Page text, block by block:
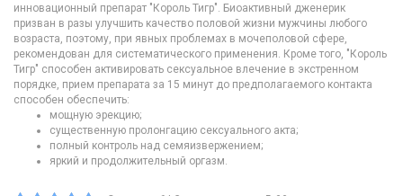
инновационный препарат "Король Тигр". Биоактивный дженерик
призван в разы улучшить качество половой жизни мужчины любого
возраста, поэтому, при явных проблемах в мочеполовой сфере,
рекомендован для систематического применения. Кроме того, "Король
Тигр" способен активировать сексуальное влечение в экстренном
порядке, прием препарата за 15 минут до предполагаемого контакта
способен обеспечить:
мощную эрекцию;
существенную пролонгацию сексуального акта;
полный контроль над семяизвержением;
яркий и продолжительный оргазм.